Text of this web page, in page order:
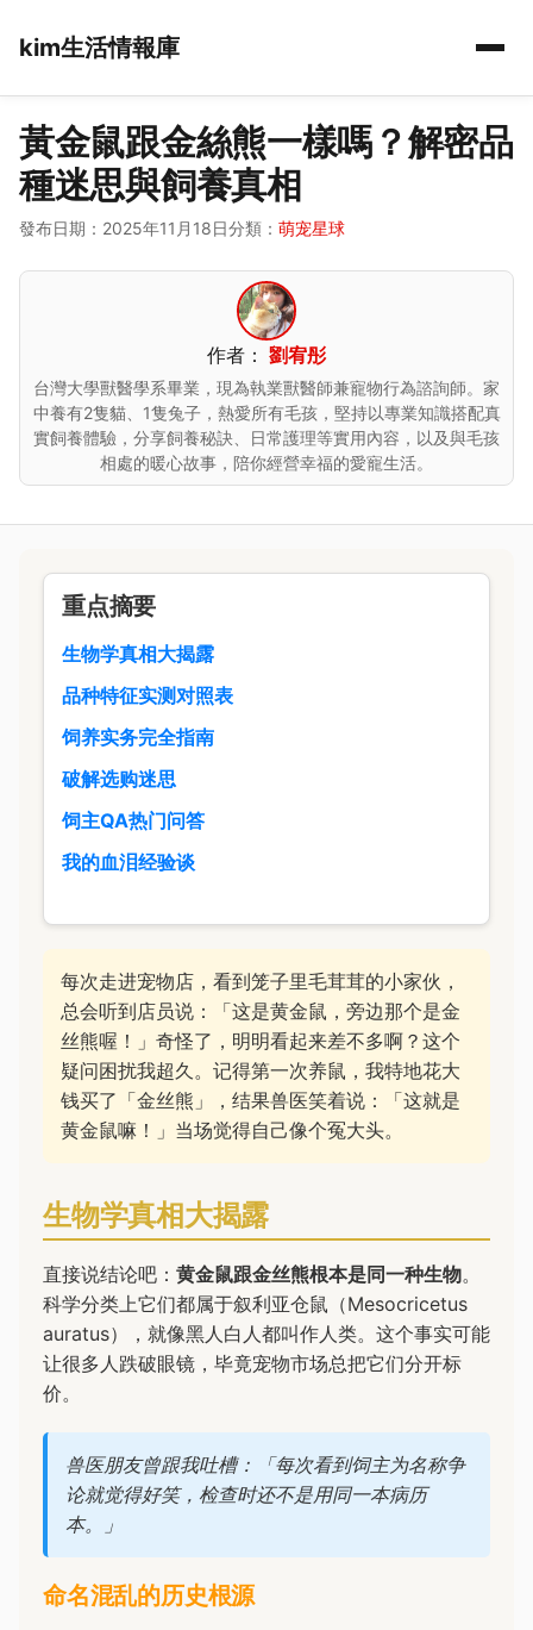
kim生活情報庫
黃金鼠跟金絲熊一樣嗎？解密品
種迷思與飼養真相
發布日期：2025年11月18日分類： 萌宠星球
作者： 劉宥彤
台灣大學獸醫學系畢業，現為執業獸醫師兼寵物行為諮詢師。家
中養有2隻貓、1隻兔子，熱愛所有毛孩，堅持以專業知識搭配真
實飼養體驗，分享飼養秘訣、日常護理等實用內容，以及與毛孩
相處的暖心故事，陪你經營幸福的愛寵生活。
重点摘要
生物学真相大揭露
品种特征实测对照表
饲养实务完全指南
破解选购迷思
饲主QA热门问答
我的血泪经验谈
每次走进宠物店，看到笼子里毛茸茸的小家伙，
总会听到店员说：「这是黄金鼠，旁边那个是金
丝熊喔！」奇怪了，明明看起来差不多啊？这个
疑问困扰我超久。记得第一次养鼠，我特地花大
钱买了「金丝熊」，结果兽医笑着说：「这就是
黄金鼠嘛！」当场觉得自己像个冤大头。
生物学真相大揭露
直接说结论吧： 黄金鼠跟金丝熊根本是同一种生物。
科学分类上它们都属于叙利亚仓鼠（Mesocricetus
auratus），就像黑人白人都叫作人类。这个事实可能
让很多人跌破眼镜，毕竟宠物市场总把它们分开标
价。
兽医朋友曾跟我吐槽：「每次看到饲主为名称争
论就觉得好笑，检查时还不是用同一本病历
本。」
命名混乱的历史根源